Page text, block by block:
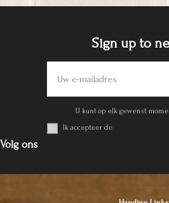
Sign up to
U kunt op elk gewenst
Ik accepteer de
Volg ons